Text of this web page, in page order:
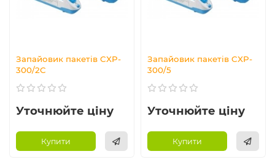
Запайовик пакетів CXP-
300/2C
Уточнюйте ціну
Купити
Запайовик пакетів CXP-
300/5
Уточнюйте ціну
Купити